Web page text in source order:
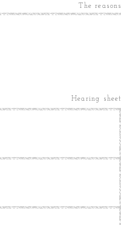
The reasons
Hearing sheet